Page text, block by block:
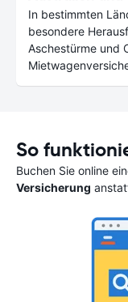
In bestimmten
besondere
Aschestürme und
So
Buchen Sie online
Versicherung